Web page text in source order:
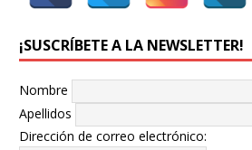
¡SUSCRÍBETE A LA NEWSLETTER!
Nombre
Apellidos
Dirección de correo electrónico: